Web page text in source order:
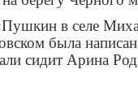
в селе
была
сидит Арина